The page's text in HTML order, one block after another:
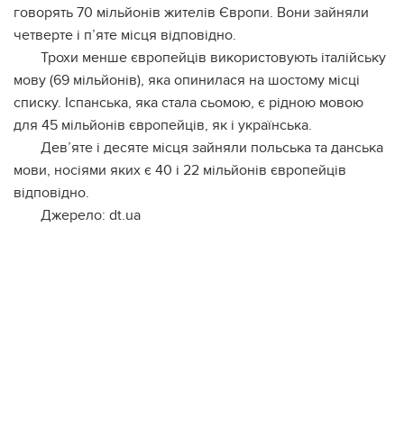
говорять 70 мільйонів жителів Європи. Вони зайняли
четверте і п’яте місця відповідно.
Трохи менше європейців використовують італійську
мову (69 мільйонів), яка опинилася на шостому місці
списку. Іспанська, яка стала сьомою, є рідною мовою
для 45 мільйонів європейців, як і українська.
Дев’яте і десяте місця зайняли польська та данська
мови, носіями яких є 40 і 22 мільйонів європейців
відповідно.
Джерело: dt.ua